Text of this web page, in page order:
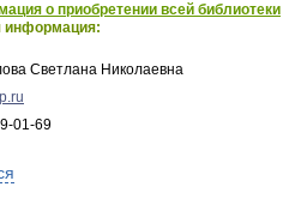
о приобретении всей библиотеки
информация:
Светлана Николаевна
01-69